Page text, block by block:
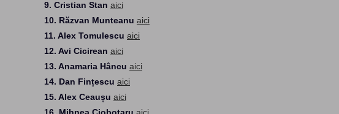
9. Cristian Stan aici
10. Răzvan Munteanu aici
11. Alex Tomulescu aici
12. Avi Cicirean aici
13. Anamaria Hâncu aici
14. Dan Fințescu aici
15. Alex Ceaușu aici
16. Mihnea Ciobotaru aici